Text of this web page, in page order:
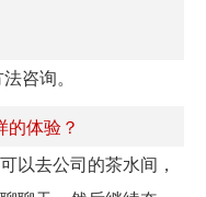
咨询。
体验？
以去公司的茶水间，